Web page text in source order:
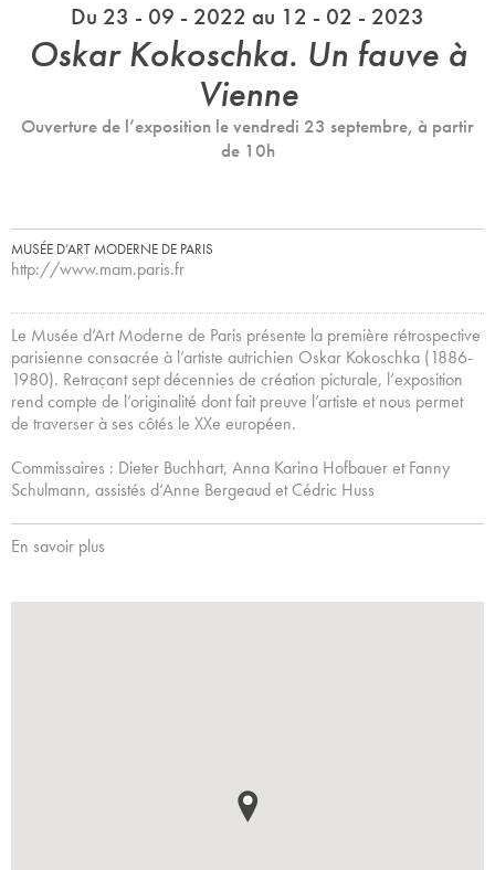
Du 23 - 09 - 2022 au 12 - 02 - 2023
Oskar Kokoschka. Un fauve à
Vienne
Ouverture de l’exposition le vendredi 23 septembre, à partir
de 10h
MUSÉE D’ART MODERNE DE PARIS
http://www.mam.paris.fr
Le Musée d’Art Moderne de Paris présente la première rétrospective
parisienne consacrée à l’artiste autrichien Oskar Kokoschka (1886-
1980). Retraçant sept décennies de création picturale, l’exposition
rend compte de l’originalité dont fait preuve l’artiste et nous permet
de traverser à ses côtés le XXe européen.
Commissaires : Dieter Buchhart, Anna Karina Hofbauer et Fanny
Schulmann, assistés d‘Anne Bergeaud et Cédric Huss
En savoir plus